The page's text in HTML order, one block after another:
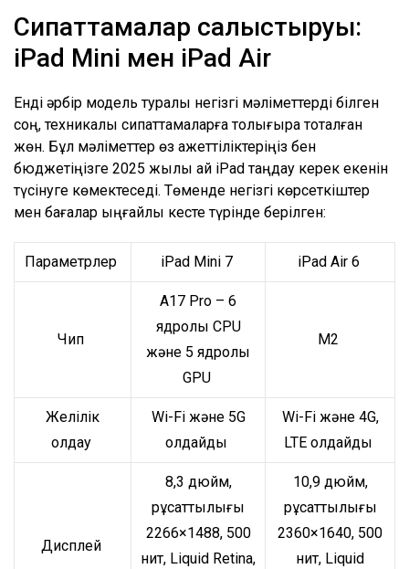
Сипаттамалар салыстыруы:
iPad Mini мен iPad Air
Енді әрбір модель туралы негізгі мәліметтерді білген
соң, техникалық сипаттамаларға толығырақ тоқталған
жөн. Бұл мәліметтер өз қажеттіліктеріңіз бен
бюджетіңізге 2025 жылы қай iPad таңдау керек екенін
түсінуге көмектеседі. Төменде негізгі көрсеткіштер
мен бағалар ыңғайлы кесте түрінде берілген:
Параметрлер iPad Mini 7 iPad Air 6
Чип
A17 Pro – 6
ядролы CPU
және 5 ядролы
GPU
M2
Желілік
қолдау
Wi-Fi және 5G
қолдайды
Wi-Fi және 4G,
LTE қолдайды
Дисплей
8,3 дюйм,
рұқсаттылығы
2266×1488, 500
нит, Liquid Retina,
10,9 дюйм,
рұқсаттылығы
2360×1640, 500
нит, Liquid